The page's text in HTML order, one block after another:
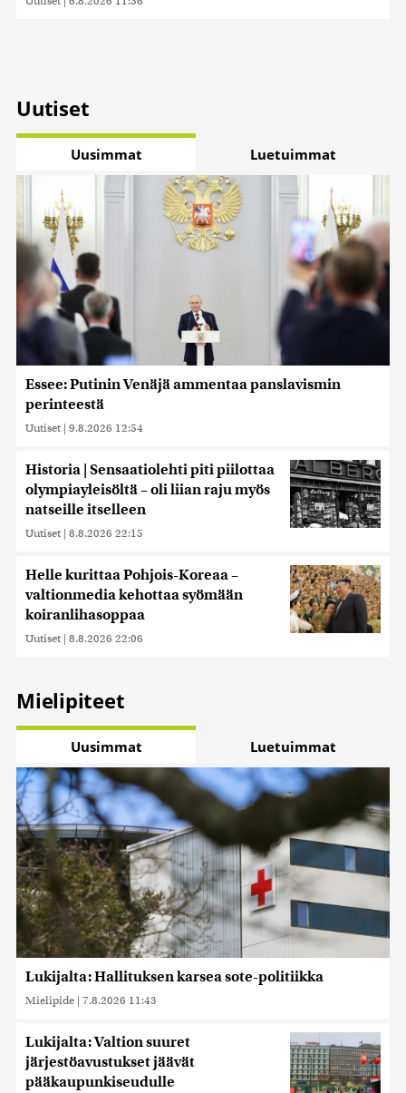
Uutiset
Uusimmat Luetuimmat
Essee: Putinin Venäjä ammentaa panslavismin
perinteestä
Uutiset | 9.8.2026 12:54
Historia | Sensaatiolehti piti piilottaa
olympiayleisöltä – oli liian raju myös
natseille itselleen
Uutiset | 8.8.2026 22:15
Helle kurittaa Pohjois-Koreaa –
valtionmedia kehottaa syömään
koiranlihasoppaa
Uutiset | 8.8.2026 22:06
Mielipiteet
Uusimmat Luetuimmat
Lukijalta: Hallituksen karsea sote-politiikka
Mielipide | 7.8.2026 11:43
Lukijalta: Valtion suuret
järjestöavustukset jäävät
pääkaupunkiseudulle